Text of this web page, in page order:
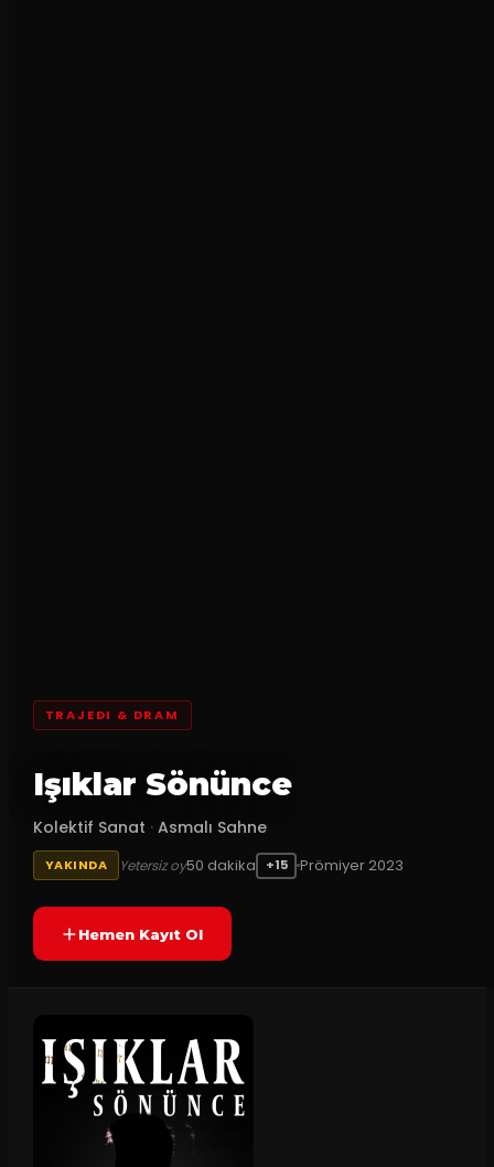
TRAJEDI & DRAM
Işıklar Sönünce
Kolektif Sanat · Asmalı Sahne
YAKINDA Yetersiz oy50 dakika +15 Prömiyer 2023
Hemen Kayıt Ol